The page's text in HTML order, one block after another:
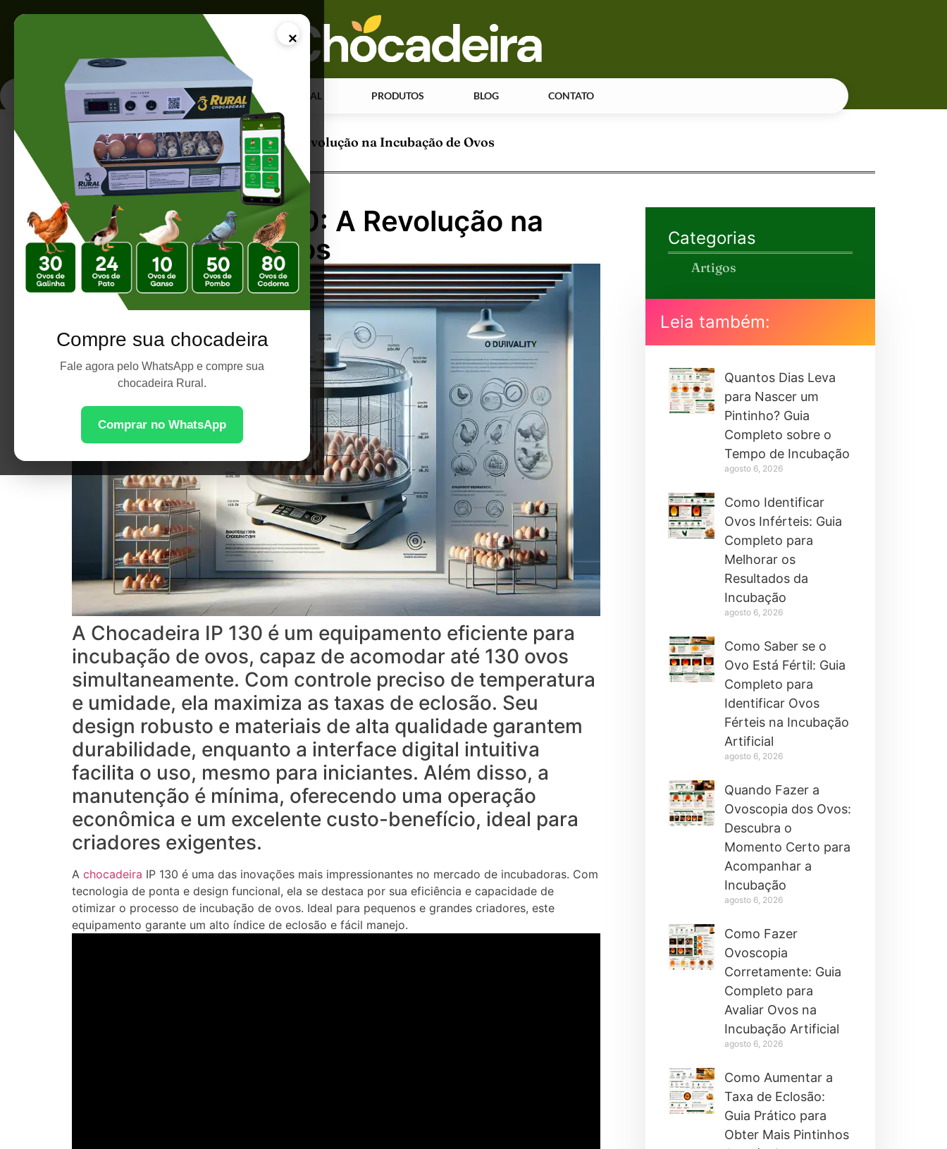
×
Compre sua chocadeira
Fale agora pelo WhatsApp e compre sua
chocadeira Rural.
Comprar no WhatsApp
PÁGINA INICIAL PRODUTOS BLOG CONTATO
Página Inicial |Chocadeira IP 130: A Revolução na Incubação de Ovos
Chocadeira IP 130: A Revolução na
Incubação de Ovos
A Chocadeira IP 130 é um equipamento eficiente para
incubação de ovos, capaz de acomodar até 130 ovos
simultaneamente. Com controle preciso de temperatura
e umidade, ela maximiza as taxas de eclosão. Seu
design robusto e materiais de alta qualidade garantem
durabilidade, enquanto a interface digital intuitiva
facilita o uso, mesmo para iniciantes. Além disso, a
manutenção é mínima, oferecendo uma operação
econômica e um excelente custo-benefício, ideal para
criadores exigentes.
A chocadeira IP 130 é uma das inovações mais impressionantes no mercado de incubadoras. Com
tecnologia de ponta e design funcional, ela se destaca por sua eficiência e capacidade de
otimizar o processo de incubação de ovos. Ideal para pequenos e grandes criadores, este
equipamento garante um alto índice de eclosão e fácil manejo.
Categorias
Artigos
Leia também:
Quantos Dias Leva
para Nascer um
Pintinho? Guia
Completo sobre o
Tempo de Incubação
agosto 6, 2026
Como Identificar
Ovos Inférteis: Guia
Completo para
Melhorar os
Resultados da
Incubação
agosto 6, 2026
Como Saber se o
Ovo Está Fértil: Guia
Completo para
Identificar Ovos
Férteis na Incubação
Artificial
agosto 6, 2026
Quando Fazer a
Ovoscopia dos Ovos:
Descubra o
Momento Certo para
Acompanhar a
Incubação
agosto 6, 2026
Como Fazer
Ovoscopia
Corretamente: Guia
Completo para
Avaliar Ovos na
Incubação Artificial
agosto 6, 2026
Como Aumentar a
Taxa de Eclosão:
Guia Prático para
Obter Mais Pintinhos